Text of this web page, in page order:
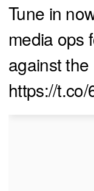
Tune in
media ops
against
https://